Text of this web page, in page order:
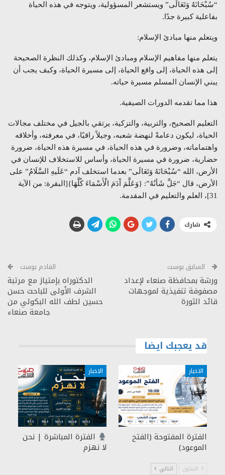
“سُبْحَانَهُ وَتَعَالَى” ويستشعر المسؤولية، ويتوجه في هذه الحياة
بفاعلية كبيرة جدًا.
ويتعلم منها مبادئ الإسلام:
يتعلم منها مفاهيم الإسلام ومبادئ الإسلام، وكذلك النظرة الصحيحة
إلى هذه الحياة، إلى واقع الحياة، إلى مسيرة الحياة، وكيف يجب أن
يبني الإنسان المسلم مسيرة حياته.
هذا مما تقدمه الدورات الصيفية.
التعليم الصحيح، والتربية، والتزكية، يرتقي بالجيل في مختلف مجالات
الحياة، ليكون دعامةً لنهضة شعبه، وجيلاً راقيًا، في معرفته، وأخلاقه
واهتماماته، وضرورة في هذه الحياة، في مسيرة هذه الحياة، ضرورة
حضارية، ضرورة في مسيرة الحياة، وأساس للاستخلاف للإنسان في
الأرض، الله “سُبْحَانَهُ وَتَعَالَى” بعدما استخلف آدم “عَلَيهِ السَّلَامُ” على
الأرض، قال “جَلَّ شَأنُهُ”: {وَعَلَّمَ آَدَمَ الْأَسْمَاءَ كُلَّهَا}[البقرة: من الآية
31]، العلم والتعليم في المقدمة.
شارك
السابق بوست
ورشة بمحافظة صنعاء لإعداد
مصفوفة تنفيذية لموجهات
قائد الثورة
القادم بوست
الدكتوراه بإمتياز مع مرتبة
الشرف الأولى للباحث حسن
حسين لطف الله البكولي من
جامعة صنعاء
قد يعجبك ايضا
الاخبار
الفترة المفتوحة (الفتح
الموعود)
الاخبار
الفترة المباشرة | نحن
لا نهزم
السابق التالي